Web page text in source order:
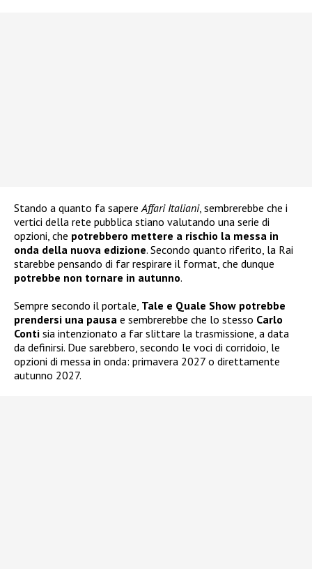
Stando a quanto fa sapereAffari Italiani, sembrerebbe che i
vertici della rete pubblica stiano valutando una serie di
opzioni, che potrebbero mettere a rischio la messa in
onda della nuova edizione. Secondo quanto riferito, la Rai
starebbe pensando di far respirare il format, che dunque
potrebbe non tornare in autunno.
Sempre secondo il portale, Tale e Quale Show potrebbe
prendersi una pausa e sembrerebbe che lo stesso Carlo
Conti sia intenzionato a far slittare la trasmissione, a data
da definirsi. Due sarebbero, secondo le voci di corridoio, le
opzioni di messa in onda: primavera 2027 o direttamente
autunno 2027.